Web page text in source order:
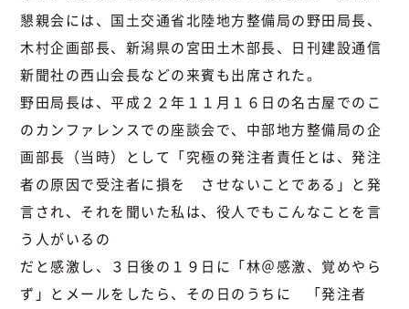
懇親会には、国土交通省北陸地方整備局の野田局長、
木村企画部長、新潟県の宮田土木部長、日刊建設通信
新聞社の西山会長などの来賓も出席された。
野田局長は、平成２２年１１月１６日の名古屋でのこ
のカンファレンスでの座談会で、中部地方整備局の企
画部長（当時）として「究極の発注者責任とは、発注
者の原因で受注者に損を させないことである」と発
言され、それを聞いた私は、役人でもこんなことを言
う人がいるの
だと感激し、３日後の１９日に「林＠感激、覚めやら
ず」とメールをしたら、その日のうちに 「発注者